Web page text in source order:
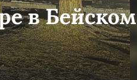
в Бейском